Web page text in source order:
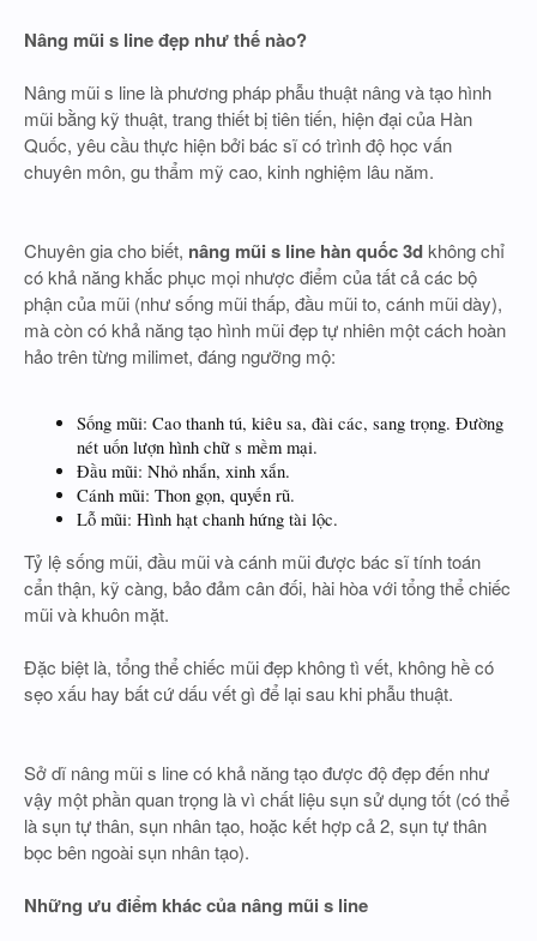
Nâng mũi s line đẹp như thế nào?
Nâng mũi s line là phương pháp phẫu thuật nâng và tạo hình
mũi bằng kỹ thuật, trang thiết bị tiên tiến, hiện đại của Hàn
Quốc, yêu cầu thực hiện bởi bác sĩ có trình độ học vấn
chuyên môn, gu thẩm mỹ cao, kinh nghiệm lâu năm.
Chuyên gia cho biết, nâng mũi s line hàn quốc 3dkhông chỉ
có khả năng khắc phục mọi nhược điểm của tất cả các bộ
phận của mũi (như sống mũi thấp, đầu mũi to, cánh mũi dày),
mà còn có khả năng tạo hình mũi đẹp tự nhiên một cách hoàn
hảo trên từng milimet, đáng ngưỡng mộ:
Sống mũi: Cao thanh tú, kiêu sa, đài các, sang trọng. Đường
nét uốn lượn hình chữ s mềm mại.
Đầu mũi: Nhỏ nhắn, xinh xắn.
Cánh mũi: Thon gọn, quyến rũ.
Lỗ mũi: Hình hạt chanh hứng tài lộc.
Tỷ lệ sống mũi, đầu mũi và cánh mũi được bác sĩ tính toán
cẩn thận, kỹ càng, bảo đảm cân đối, hài hòa với tổng thể chiếc
mũi và khuôn mặt.
Đặc biệt là, tổng thể chiếc mũi đẹp không tì vết, không hề có
sẹo xấu hay bất cứ dấu vết gì để lại sau khi phẫu thuật.
Sở dĩ nâng mũi s line có khả năng tạo được độ đẹp đến như
vậy một phần quan trọng là vì chất liệu sụn sử dụng tốt (có thể
là sụn tự thân, sụn nhân tạo, hoặc kết hợp cả 2, sụn tự thân
bọc bên ngoài sụn nhân tạo).
Những ưu điểm khác của nâng mũi s line